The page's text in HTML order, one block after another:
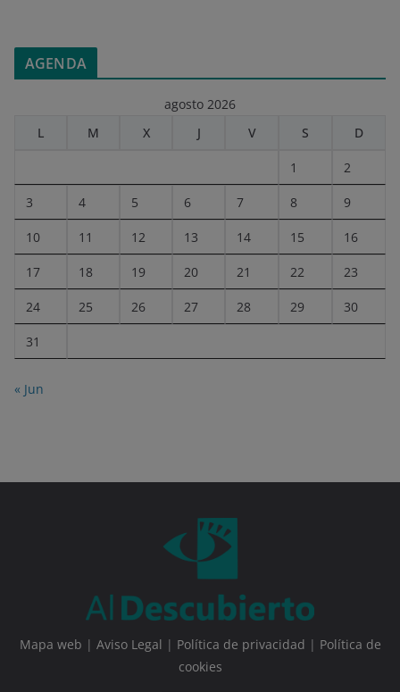
AGENDA
agosto 2026
L
M X J V S D
1 2
3 4 5 6 7 8 9
10 11 12 13 14 15 16
17 18 19 20 21 22 23
24 25 26 27 28 29 30
31
« Jun
Mapa web | Aviso Legal | Política de privacidad | Política de
cookies